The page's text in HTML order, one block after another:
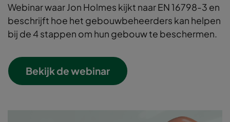
Webinar waar Jon Holmes kijkt naar EN 16798-3 en
beschrijft hoe het gebouwbeheerders kan helpen
bij de 4 stappen om hun gebouw te beschermen.
Bekijk de webinar